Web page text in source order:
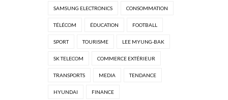
SAMSUNG ELECTRONICS CONSOMMATION
TÉLÉCOM ÉDUCATION FOOTBALL
SPORT TOURISME LEE MYUNG-BAK
SK TELECOM COMMERCE EXTÉRIEUR
TRANSPORTS MEDIA TENDANCE
HYUNDAI FINANCE